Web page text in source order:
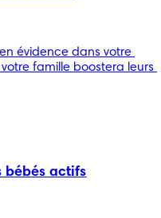
évidence dans votre
famille boostera leurs
bébés actifs